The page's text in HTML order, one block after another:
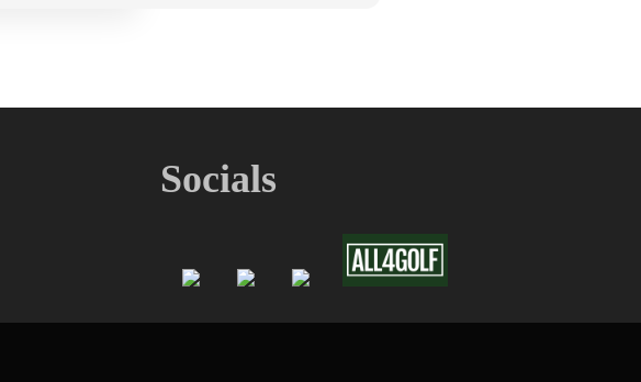
Socials